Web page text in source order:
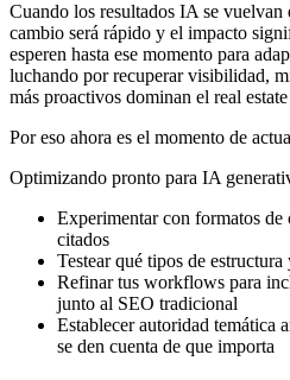
Cuando los resultados IA se vuelvan
cambio será rápido y el impacto
esperen hasta ese momento para
luchando por recuperar visibilidad,
más proactivos dominan el real
Por eso ahora es el momento de
Optimizando pronto para IA
Experimentar con formatos de
citados
Testear qué tipos de
Refinar tus workflows para
junto al SEO tradicional
Establecer autoridad temática
se den cuenta de que importa